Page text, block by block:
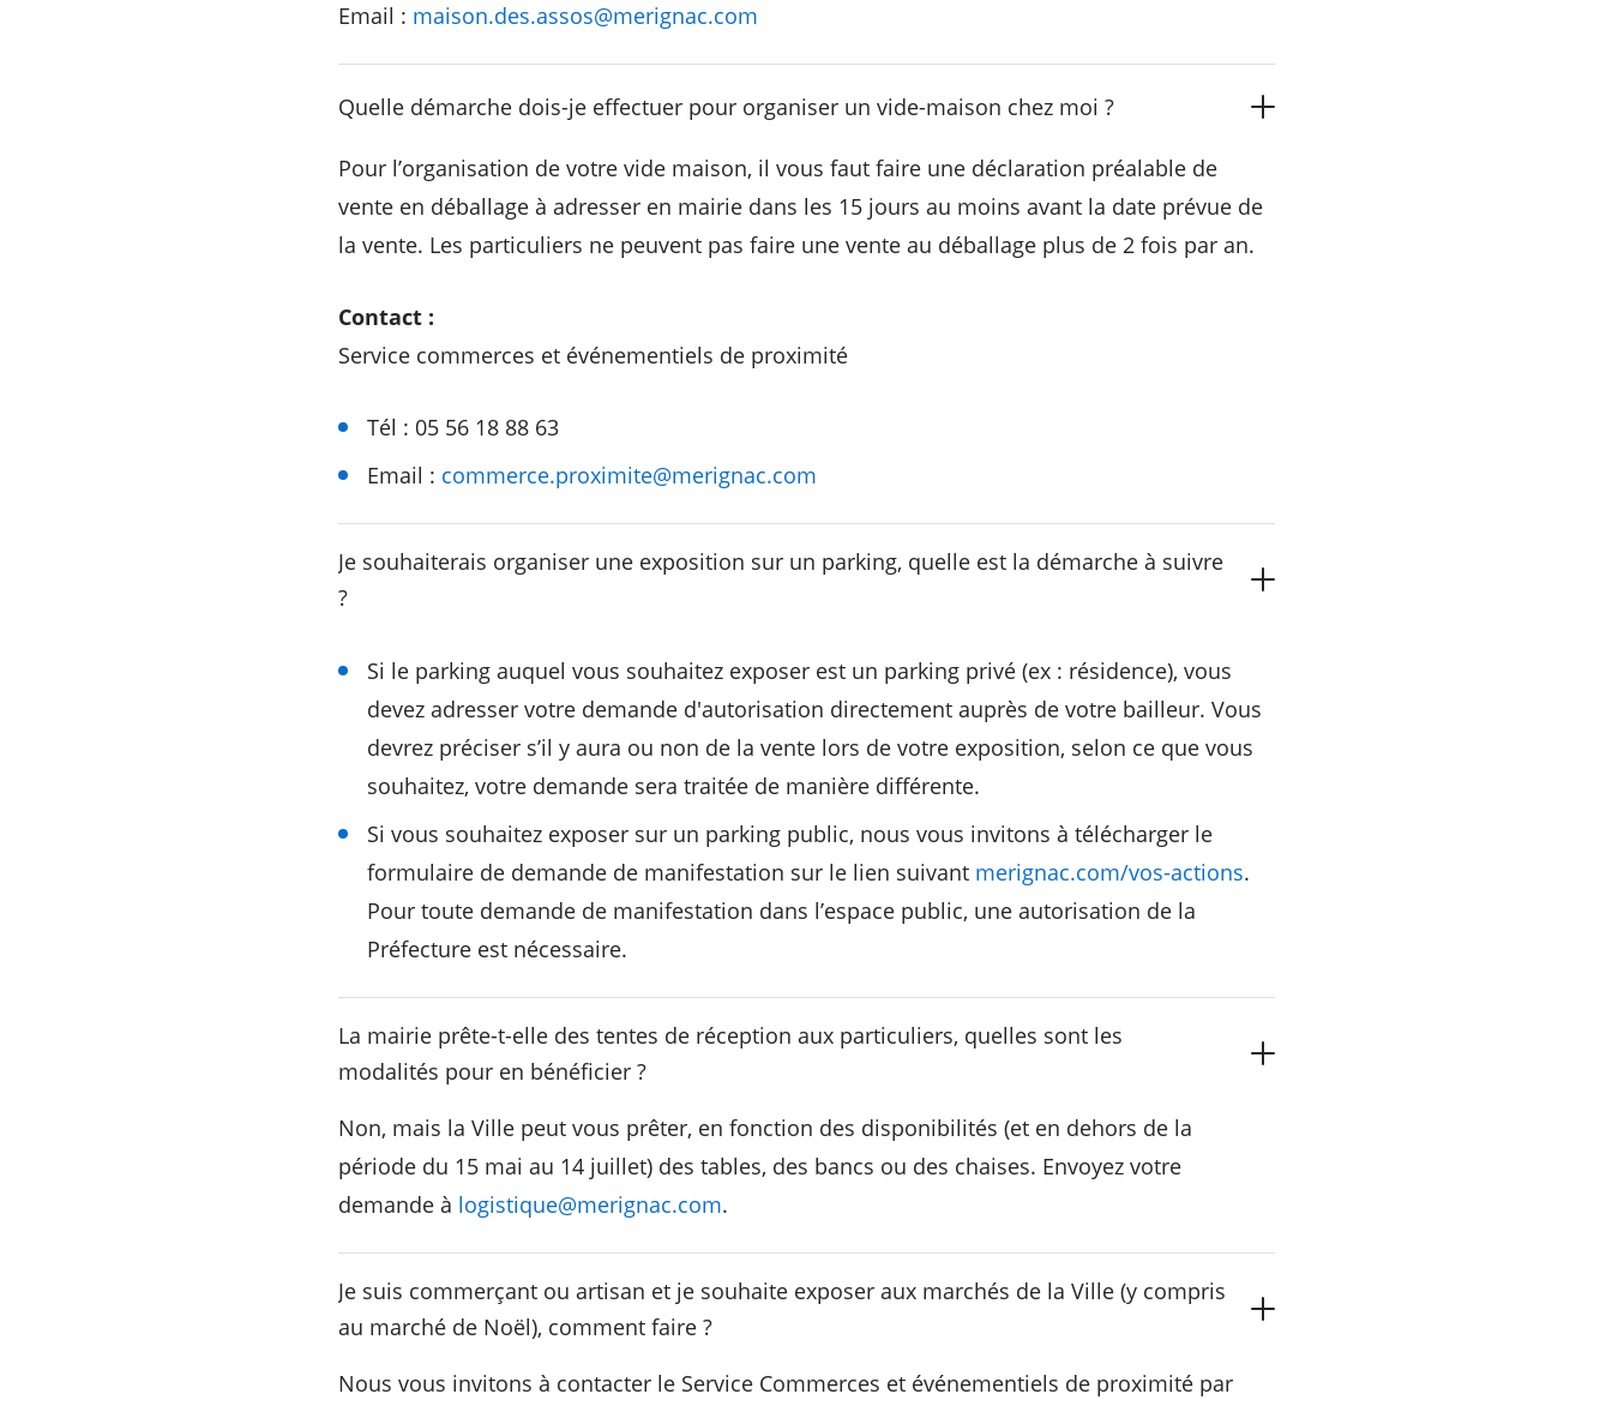
Email : maison.des.assos@merignac.com
Quelle démarche dois-je effectuer pour organiser un vide-maison chez moi ?
Pour l’organisation de votre vide maison, il vous faut faire une déclaration préalable de
vente en déballage à adresser en mairie dans les 15 jours au moins avant la date prévue de
la vente. Les particuliers ne peuvent pas faire une vente au déballage plus de 2 fois par an.
Contact :
Service commerces et événementiels de proximité
Tél : 05 56 18 88 63
Email : commerce.proximite@merignac.com
Je souhaiterais organiser une exposition sur un parking, quelle est la démarche à suivre
?
Si le parking auquel vous souhaitez exposer est un parking privé (ex : résidence), vous
devez adresser votre demande d'autorisation directement auprès de votre bailleur. Vous
devrez préciser s’il y aura ou non de la vente lors de votre exposition, selon ce que vous
souhaitez, votre demande sera traitée de manière différente.
Si vous souhaitez exposer sur un parking public, nous vous invitons à télécharger le
formulaire de demande de manifestation sur le lien suivant merignac.com/vos-actions.
Pour toute demande de manifestation dans l’espace public, une autorisation de la
Préfecture est nécessaire.
La mairie prête-t-elle des tentes de réception aux particuliers, quelles sont les
modalités pour en bénéficier ?
Non, mais la Ville peut vous prêter, en fonction des disponibilités (et en dehors de la
période du 15 mai au 14 juillet) des tables, des bancs ou des chaises. Envoyez votre
demande à logistique@merignac.com.
Je suis commerçant ou artisan et je souhaite exposer aux marchés de la Ville (y compris
au marché de Noël), comment faire ?
Nous vous invitons à contacter le Service Commerces et événementiels de proximité par